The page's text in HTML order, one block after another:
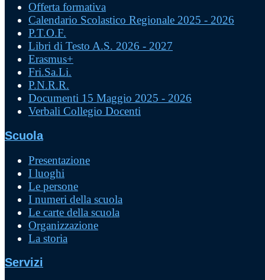
Offerta formativa
Calendario Scolastico Regionale 2025 - 2026
P.T.O.F.
Libri di Testo A.S. 2026 - 2027
Erasmus+
Fri.Sa.Li.
P.N.R.R.
Documenti 15 Maggio 2025 - 2026
Verbali Collegio Docenti
Scuola
Presentazione
I luoghi
Le persone
I numeri della scuola
Le carte della scuola
Organizzazione
La storia
Servizi